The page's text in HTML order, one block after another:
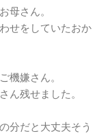
母さん。
せをしていたおか
機嫌さん。
ん残せました。
分だと大丈夫そう